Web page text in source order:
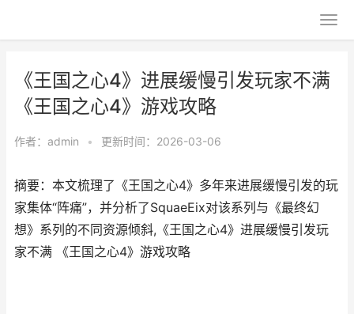
《王国之心4》进展缓慢引发玩家不满
《王国之心4》游戏攻略
作者： admin • 更新时间：2026-03-06
摘要：本文梳理了《王国之心4》多年来进展缓慢引发的玩
家集体“阵痛”，并分析了SquaeEix对该系列与《最终幻
想》系列的不同资源倾斜,《王国之心4》进展缓慢引发玩
家不满 《王国之心4》游戏攻略